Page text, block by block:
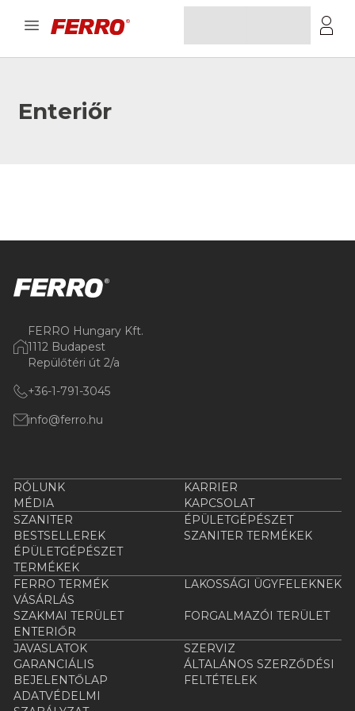
Enteriőr
FERRO Hungary Kft.
1112 Budapest
Repülőtéri út 2/a
+36-1-791-3045
info@ferro.hu
RÓLUNK
KARRIER
MÉDIA
KAPCSOLAT
SZANITER
ÉPÜLETGÉPÉSZET
BESTSELLEREK
SZANITER TERMÉKEK
ÉPÜLETGÉPÉSZET
TERMÉKEK
FERRO TERMÉK
VÁSÁRLÁS
LAKOSSÁGI ÜGYFELEKNEK
SZAKMAI TERÜLET
FORGALMAZÓI TERÜLET
ENTERIŐR
JAVASLATOK
SZERVIZ
GARANCIÁLIS
BEJELENTŐLAP
ÁLTALÁNOS SZERZŐDÉSI
FELTÉTELEK
ADATVÉDELMI